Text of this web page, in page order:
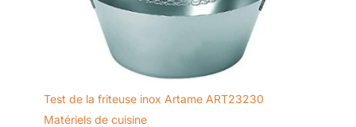
Test de la friteuse inox Artame ART23230
Matériels de cuisine